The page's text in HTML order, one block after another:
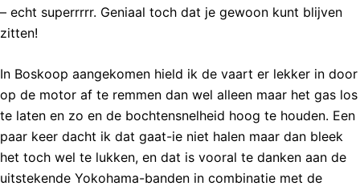
– echt superrrrr. Geniaal toch dat je gewoon kunt blijven
zitten!
In Boskoop aangekomen hield ik de vaart er lekker in door
op de motor af te remmen dan wel alleen maar het gas los
te laten en zo en de bochtensnelheid hoog te houden. Een
paar keer dacht ik dat gaat-ie niet halen maar dan bleek
het toch wel te lukken, en dat is vooral te danken aan de
uitstekende Yokohama-banden in combinatie met de